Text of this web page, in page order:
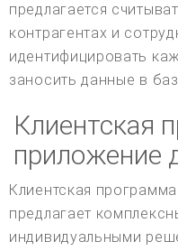
предлагается
контрагентах и
идентифицировать
заносить данные в
Клиентская
приложение
Клиентская
предлагает
индивидуальными